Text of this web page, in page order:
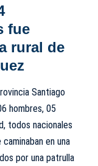
fue
rural de
Santiago
hombres, 05
todos nacionales
en una
por una patrulla